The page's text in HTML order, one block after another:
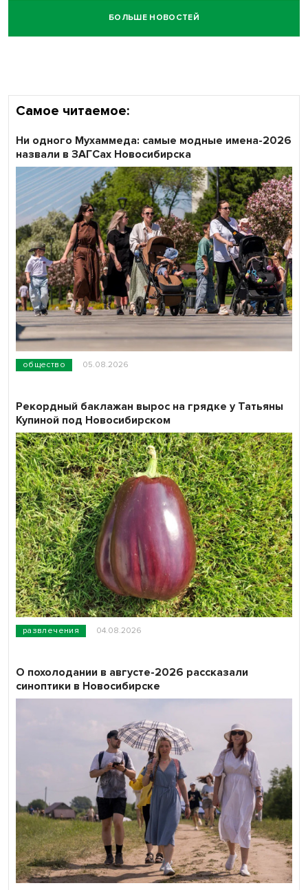
Кибертанки пошли в бой: «Ростелеком» объявляет
БОЛЬШЕ НОВОСТЕЙ
Самое читаемое:
общество 05.08.2026
Ни одного Мухаммеда: самые модные имена-2026
назвали в ЗАГСах Новосибирска
развлечения 04.08.2026
Рекордный баклажан вырос на грядке у Татьяны
Купиной под Новосибирском
О похолодании в августе-2026 рассказали
синоптики в Новосибирске